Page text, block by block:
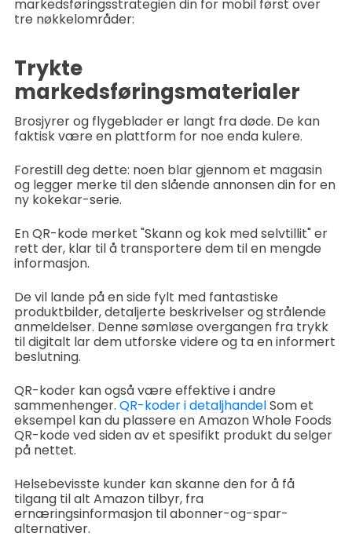
markedsføringsstrategien din for mobil først over
tre nøkkelområder:
Trykte
markedsføringsmaterialer
Brosjyrer og flygeblader er langt fra døde. De kan
faktisk være en plattform for noe enda kulere.
Forestill deg dette: noen blar gjennom et magasin
og legger merke til den slående annonsen din for en
ny kokekar-serie.
En QR-kode merket "Skann og kok med selvtillit" er
rett der, klar til å transportere dem til en mengde
informasjon.
De vil lande på en side fylt med fantastiske
produktbilder, detaljerte beskrivelser og strålende
anmeldelser. Denne sømløse overgangen fra trykk
til digitalt lar dem utforske videre og ta en informert
beslutning.
QR-koder kan også være effektive i andre
sammenhenger. QR-koder i detaljhandelSom et
eksempel kan du plassere en Amazon Whole Foods
QR-kode ved siden av et spesifikt produkt du selger
på nettet.
Helsebevisste kunder kan skanne den for å få
tilgang til alt Amazon tilbyr, fra
ernæringsinformasjon til abonner-og-spar-
alternativer.